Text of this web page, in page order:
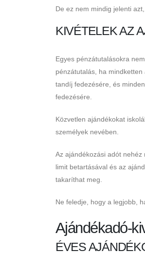
De ez nem mindig jelenti
KIVÉTELEK AZ
Egyes pénzátutalásokra
pénzátutalás, ha
tandíj fedezésére, és
fedezésére.
Közvetlen ajándékokat
személyek nevében.
Az ajándékozási adót
limit betartásával és az
takaríthat meg.
Ne feledje, hogy a legjobb,
Ajándékadó-
ÉVES